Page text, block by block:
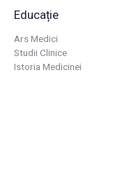
Educație
Ars Medici
Studii Clinice
Istoria Medicinei